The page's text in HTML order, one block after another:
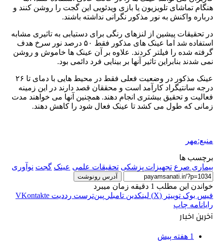
هنگام تماشای تلویزیون یا بازی ویدئویی این گجت را روشن کنند و
درباره واکنش به نور مذکور نگرانی نداشته باشند.
در تحقیقات پیشین از لنزهای رنگی برای دستیابی به تاثیری مشابه
استفاده شد اما عینک های مذکور فقط ۵۰ درصد نور سرخ هدف
گرفته شده را فیلتر کردند. علاوه بر آن عینک ها خاموش و روشن
نمی شدند بنابراین تاثیر آنها بر بینایی فرد دائمی بود.
عینک مذکور در وضعیت فعلی فقط در محیط هایی با دمای تا ۲۶
درجه سانتیگراد کارآمد است و محققان قصد دارند در این زمینه
فعالیت و تحقیق بیشتری انجام دهند. همچنین آنها می خواهند مدت
زمانی که طول می کشد تا عینک فعال شود را کاهش دهند.
منبع:مهر
برچسب ها
بیماری صرع تجهیزات پزشکی تحقیقات علمی عینک گجت نوآوری
آدرس رونوشت
خواندن این مطلب 1 دقیقه زمان میبرد
فیس بوک توییتر (X) لینکدین ‫تامبلر ‫پین‌ترست ‫رددیت ‫VKontakte
رایانامه چاپ
آخرین اخبار
1 هفته پیش